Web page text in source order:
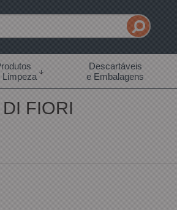
Limpeza
Descartáveis
e Embalagens
DI FIORI